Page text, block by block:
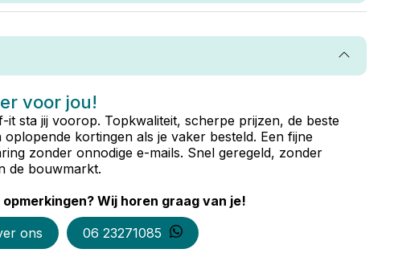
voor jou!
it sta jij voorop. Topkwaliteit, scherpe prijzen, de beste
oplopende kortingen als je vaker besteld. Een fijne
zonder onnodige e-mails. Snel geregeld, zonder
de bouwmarkt.
Wij horen graag van je!
ons
06 23271085